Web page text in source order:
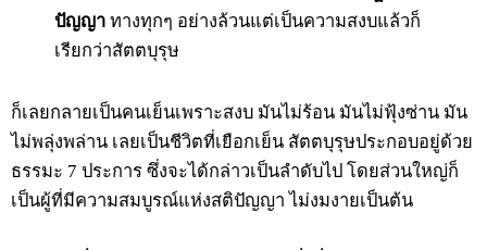
ปัญญา ทางทุกๆ อย่างล้วนแต่เป็นความสงบแล้วก็
เรียกว่าสัตตบุรุษ
ก็เลยกลายเป็นคนเย็นเพราะสงบ มันไม่ร้อน มันไม่ฟุ้งซ่าน มัน
ไม่พลุ่งพล่าน เลยเป็นชีวิตที่เยือกเย็น สัตตบุรุษประกอบอยู่ด้วย
ธรรมะ 7 ประการ ซึ่งจะได้กล่าวเป็นลำดับไป โดยส่วนใหญ่ก็
เป็นผู้ที่มีความสมบูรณ์แห่งสติปัญญา ไม่งมงายเป็นต้น